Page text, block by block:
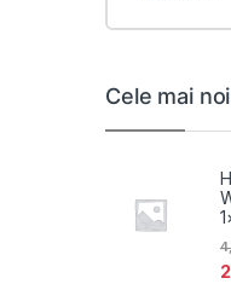
Cele mai